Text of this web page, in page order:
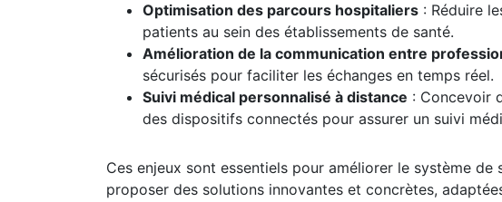
Optimisation des parcours hospitaliers : Réduire
patients au sein des établissements de santé.
Amélioration de la communication entre
sécurisés pour faciliter les échanges en temps réel.
Suivi médical personnalisé à distance : Concevoir
des dispositifs connectés pour assurer un suivi
Ces enjeux sont essentiels pour améliorer le système
proposer des solutions innovantes et concrètes,